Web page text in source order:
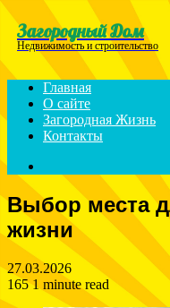
Menu
Загородный Дом
Недвижимость и строительство
Главная
О сайте
Загородная Жизнь
Контакты
Выбор места
жизни
27.03.2026
1651 minute read